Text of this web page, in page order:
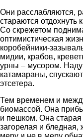
Они расслабляются,
стараются отдохнуть
Со скрежетом
оптимистическая
коробейники-
мидии, крабов,
урны – мусором.
катамараны,
этсетера.
Тем временем и
биомассой. Она
и пешком. Она
загорелая и бледная,